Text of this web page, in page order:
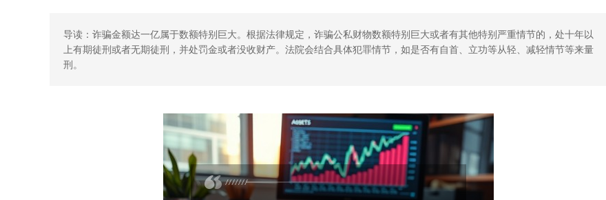
导读：诈骗金额达一亿属于数额特别巨大。根据法律规定，诈骗公私财物数额特别巨大或者有其他特别严重情节的，处十年以
上有期徒刑或者无期徒刑，并处罚金或者没收财产。法院会结合具体犯罪情节，如是否有自首、立功等从轻、减轻情节等来量
刑。